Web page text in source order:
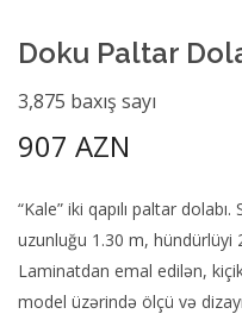
Doku Paltar
3,875 baxış sayı
907 AZN
“Kale” iki qapılı paltar
uzunluğu 1.30 m, hündürlüyi
Laminatdan emal edilən,
model üzərində ölçü və